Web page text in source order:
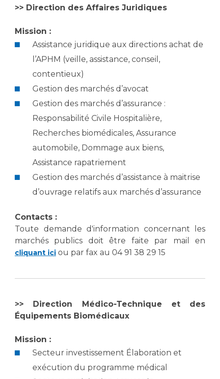
Salon des familles
Vos droits, vos devoirs
Handicap
Handi 13
Pôle Médecine Physique et Réadaptation
Mouvement Parcours Handicap 13
Activité physique
Cancer
Maladies rares
Maternité Hôpital Nord
Les structures de recherche
Écoles et Instituts de Formation
Plateforme des internes
Professionnels de santé
Adresser un patient
Réseaux de soins
Adresser un examen au Laboratoire de Biologie
Médicale
Radiologie / Imagerie
Les pôles d'activité médicale
Anatomie et Cytologie Pathologiques
Adresser un examen au Laboratoire d'Infectiologie
Plateforme d'Expertise Maladies Rares
Presse / Multimédia
Communiqués de presse
Dossiers de presse
Médiathèque
>> Direction des Affaires Juridiques
Mission :
Assistance juridique aux directions achat de
l’APHM (veille, assistance, conseil,
contentieux)
Gestion des marchés d’avocat
Gestion des marchés d’assurance :
Responsabilité Civile Hospitalière,
Recherches biomédicales, Assurance
automobile, Dommage aux biens,
Assistance rapatriement
Gestion des marchés d’assistance à maitrise
d’ouvrage relatifs aux marchés d’assurance
Contacts :
Toute demande d'information concernant les
marchés publics doit être faite par mail en
cliquant ici ou par fax au 04 91 38 29 15
>> Direction Médico-Technique et des
Équipements Biomédicaux
Mission :
Secteur investissement Élaboration et
exécution du programme médical